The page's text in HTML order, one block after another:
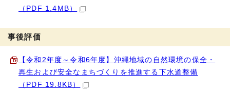
（PDF 1.4MB）
事後評価
【令和2年度～令和6年度】沖縄地域の自然環境の保全・
再生および安全なまちづくりを推進する下水道整備
（PDF 19.8KB）